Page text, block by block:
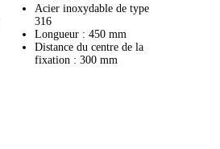
Acier inoxydable de type
316
Longueur : 450 mm
Distance du centre de la
fixation : 300 mm